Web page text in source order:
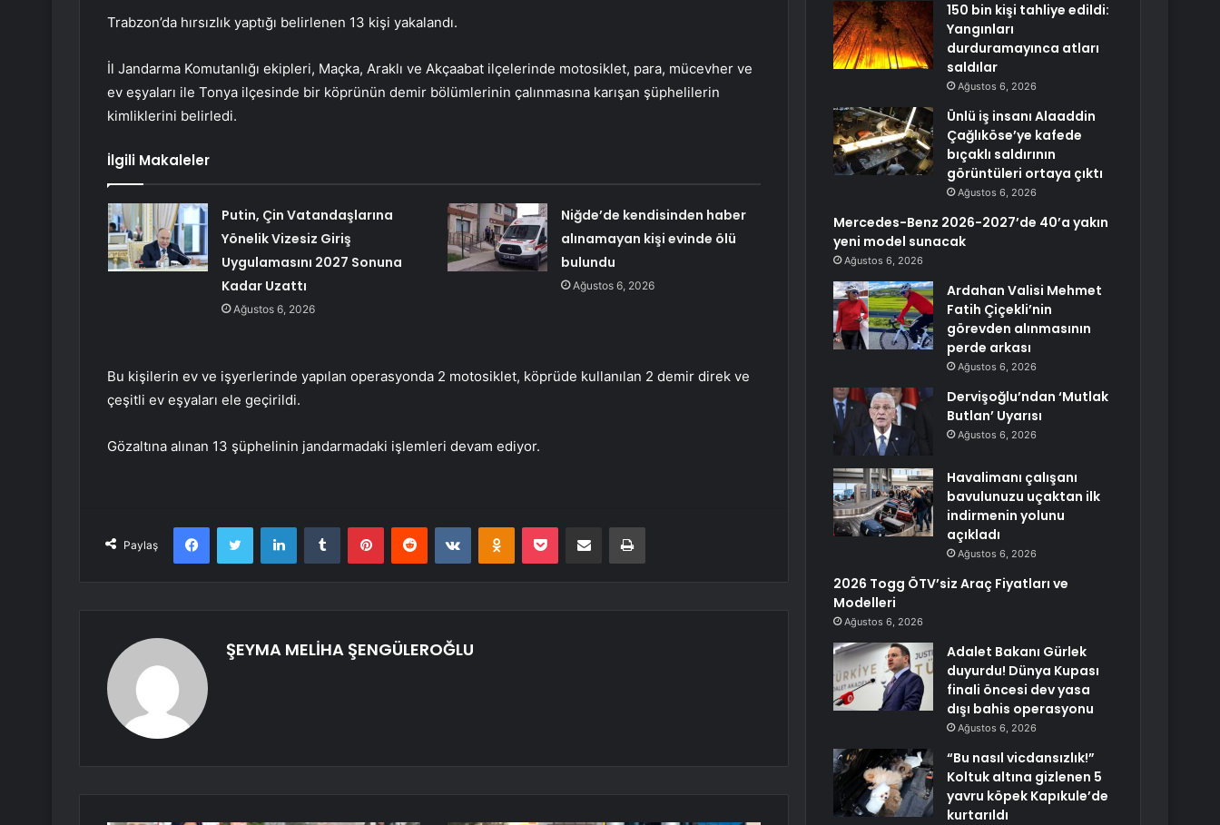
Trabzon’da hırsızlık yaptığı belirlenen 13 kişi yakalandı.
İl Jandarma Komutanlığı ekipleri, Maçka, Araklı ve Akçaabat ilçelerinde motosiklet, para, mücevher ve
ev eşyaları ile Tonya ilçesinde bir köprünün demir bölümlerinin çalınmasına karışan şüphelilerin
kimliklerini belirledi.
İlgili Makaleler
Putin, Çin Vatandaşlarına
Yönelik Vizesiz Giriş
Uygulamasını 2027 Sonuna
Kadar Uzattı
Ağustos 6, 2026
Niğde’de kendisinden haber
alınamayan kişi evinde ölü
bulundu
Ağustos 6, 2026
Bu kişilerin ev ve işyerlerinde yapılan operasyonda 2 motosiklet, köprüde kullanılan 2 demir direk ve
çeşitli ev eşyaları ele geçirildi.
Gözaltına alınan 13 şüphelinin jandarmadaki işlemleri devam ediyor.
Paylaş
FacebookTwitter LinkedInTumblr PinterestReddit VKontakteOdnoklassniki
Pocket E-Posta ile paylaş Yazdır
ŞEYMA MELİHA ŞENGÜLEROĞLU
150 bin kişi tahliye edildi:
Yangınları
durduramayınca atları
saldılar
Ağustos 6, 2026
Ünlü iş insanı Alaaddin
Çağlıköse’ye kafede
bıçaklı saldırının
görüntüleri ortaya çıktı
Ağustos 6, 2026
Mercedes-Benz 2026-2027’de 40’a yakın
yeni model sunacak
Ağustos 6, 2026
Ardahan Valisi Mehmet
Fatih Çiçekli’nin
görevden alınmasının
perde arkası
Ağustos 6, 2026
Dervişoğlu’ndan ‘Mutlak
Butlan’ Uyarısı
Ağustos 6, 2026
Havalimanı çalışanı
bavulunuzu uçaktan ilk
indirmenin yolunu
açıkladı
Ağustos 6, 2026
2026 Togg ÖTV’siz Araç Fiyatları ve
Modelleri
Ağustos 6, 2026
Adalet Bakanı Gürlek
duyurdu! Dünya Kupası
finali öncesi dev yasa
dışı bahis operasyonu
Ağustos 6, 2026
“Bu nasıl vicdansızlık!”
Koltuk altına gizlenen 5
yavru köpek Kapıkule’de
kurtarıldı